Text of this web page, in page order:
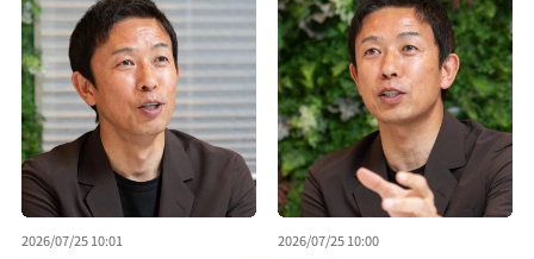
2026/07/25 10:01 2026/07/25 10:00